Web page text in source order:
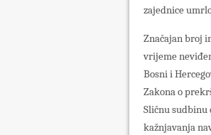
zajednice
Značajan broj
vrijeme
Bosni i
Zakona o
Sličnu sudbinu
kažnjavanja